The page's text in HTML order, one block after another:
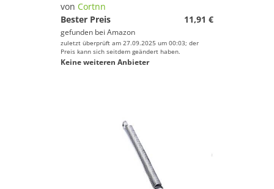
von Cortnn
Bester Preis
11,91 €
gefunden bei Amazon
zuletzt überprüft am 27.09.2025 um 00:03; der
Preis kann sich seitdem geändert haben.
Keine weiteren Anbieter